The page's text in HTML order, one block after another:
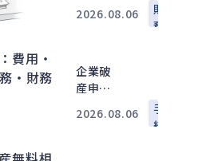
資で確
査・書
類・進
2026.08.06
財
務
企業破
産申請
点：費
2026.08.06
手
続